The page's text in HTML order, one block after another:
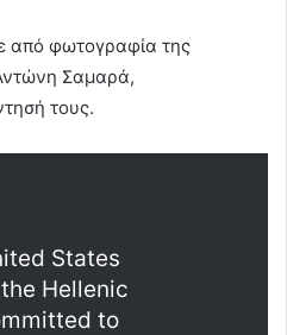
από φωτογραφία της
Σαμαρά,
τους.
States
Hellenic
to